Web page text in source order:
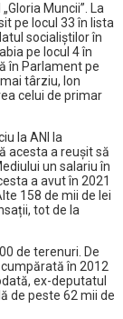
Muncii”. La
pe locul 33 în lista
socialiștilor în
pe locul 4 în
în Parlament pe
târziu, Ion
celui de primar
la ANI la
acesta a reușit să
un salariu în
a avut în 2021
158 de mii de lei
tot de la
de terenuri. De
în 2012
ex-deputatul
de peste 62 mii de